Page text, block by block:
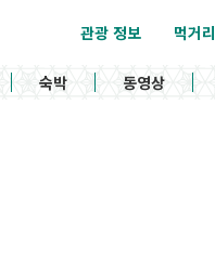
관광 정보 먹거리
숙박 동영상